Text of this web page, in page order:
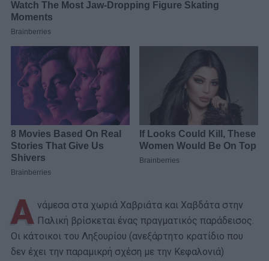
Α νάμεσα στα χωριά Χαβριάτα και Χαβδάτα στην
Παλική βρίσκεται ένας πραγματικός παράδεισος.
Οι κάτοικοι του Ληξουρίου (ανεξάρτητο κρατίδιο που
δεν έχει την παραμικρή σχέση με την Κεφαλονιά)